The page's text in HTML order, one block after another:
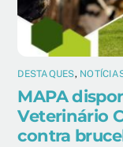
DESTAQUES,
MAPA
Veterinário
contra